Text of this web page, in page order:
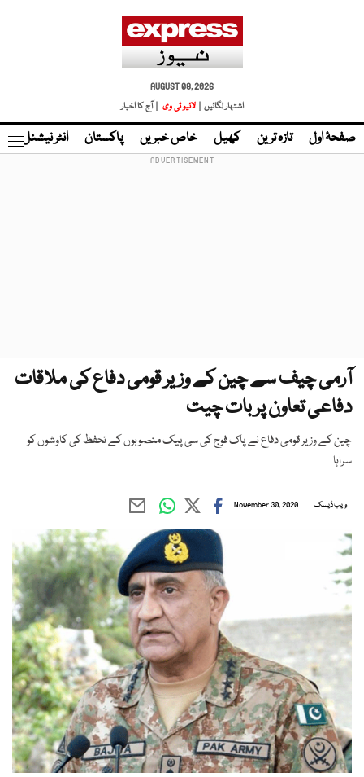
AUGUST 08, 2026
اشتہار لگائیں |
لائیو ٹی وی | آج کا اخبار
صفحۂ اول تازہ ترین کھیل خاص خبریں پاکستان انٹر نیشنل
آرمی چیف سے چین کے وزیر قومی دفاع کی ملاقات
دفاعی تعاون پر بات چیت
چین کے وزیر قومی دفاع نے پاک فوج کی سی پیک منصوبوں کے تحفظ کی کاوشوں کو
سراہا
ویب ڈیسک November 30, 2020